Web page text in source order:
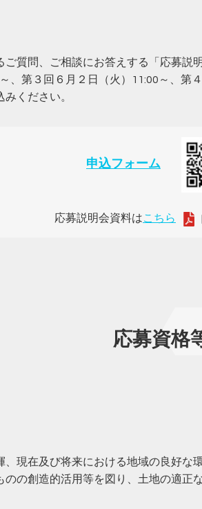
質問、ご相談にお答えする「応募説
、第３回６月２日（火）11:00～、第
ください。
申込フォーム
応募説明会資料はこちら
応募資格
、現在及び将来における地域の良好な
の創造的活用等を図り、土地の適正